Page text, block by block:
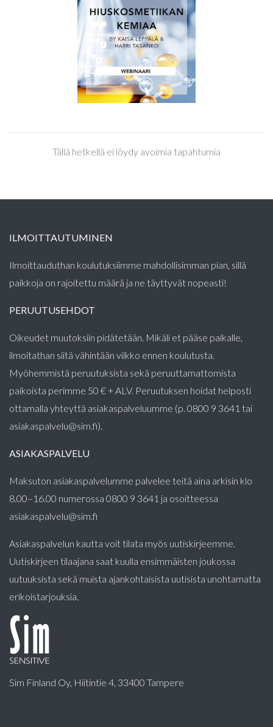
Tällä hetkellä ei löydy avoimia tapahtumia
ILMOITTAUTUMINEN
Ilmoittauduthan koulutuksiimme mahdollisimman pian, sillä
paikkoja on rajoitettu määrä ja ne täyttyvät nopeasti!
PERUUTUSEHDOT
Oikeudet muutoksiin pidätetään. Mikäli et pääse paikalle,
ilmoitathan siitä vähintään viikko ennen koulutusta.
Myöhemmistä peruutuksista sekä peruuttamattomista
paikoista perimme 50 € + ALV. Peruutuksen hoidat helposti
ottamalla yhteyttä asiakaspalveluumme (p. 0800 9 3641 tai
asiakaspalvelu@sim.fi).
ASIAKASPALVELU
Maksuton asiakaspalvelumme palvelee teitä aina arkisin klo
8.00–16.00 numerossa 0800 9 3641 ja osoitteessa
asiakaspalvelu@sim.fi
Asiakaspalvelun kautta voit tilata myös uutiskirjeemme.
Uutiskirjeen tilaajana saat kuulla ensimmäisten joukossa
uutuuksista sekä muista ajankohtaisista uutisista unohtamatta
erikoistarjouksia.
Sim Finland Oy, Hiitintie 4, 33400 Tampere